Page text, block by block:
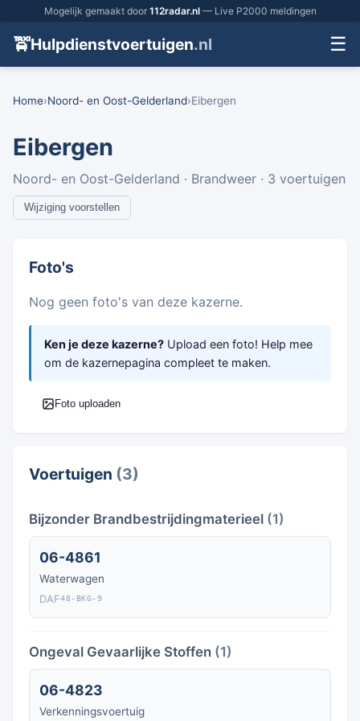
Mogelijk gemaakt door 112radar.nl— Live P2000 meldingen
🚖Hulpdienstvoertuigen.nl ☰
Home›Noord- en Oost-Gelderland›Eibergen
Eibergen
Noord- en Oost-Gelderland · Brandweer · 3 voertuigen
Wijziging voorstellen
Foto's
Nog geen foto's van deze kazerne.
Ken je deze kazerne? Upload een foto! Help mee
om de kazernepagina compleet te maken.
Foto uploaden
Voertuigen (3)
Bijzonder Brandbestrijdingmaterieel (1)
06-4861
Waterwagen
DAF48-BKG-9
Ongeval Gevaarlijke Stoffen (1)
06-4823
Verkenningsvoertuig